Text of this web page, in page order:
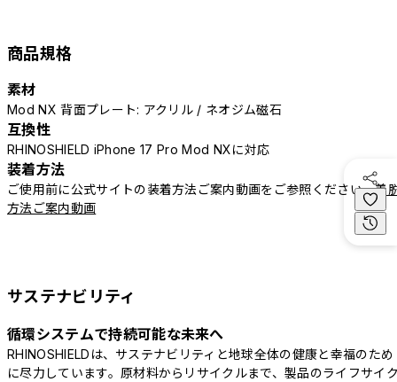
商品規格
素材
Mod NX 背面プレート: アクリル / ネオジム磁石
互換性
RHINOSHIELD iPhone 17 Pro Mod NXに対応
装着方法
ご使用前に公式サイトの装着方法ご案内動画をご参照ください。着
方法ご案内動画
サステナビリティ
循環システムで持続可能な未来へ
RHINOSHIELDは、サステナビリティと地球全体の健康と幸福のため
に尽力しています。原材料からリサイクルまで、製品のライフサイ